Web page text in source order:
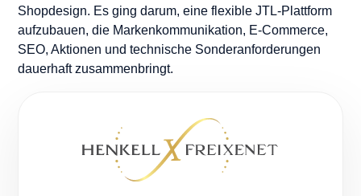
Shopdesign. Es ging darum, eine flexible JTL-Plattform
aufzubauen, die Markenkommunikation, E-Commerce,
SEO, Aktionen und technische Sonderanforderungen
dauerhaft zusammenbringt.